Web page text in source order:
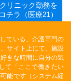
リニック勤務を
チラ（医療21）
ている、介護専門の
サイト上にて、施設
きな時間に自分の気
て「ここで働きたい
能です（システム経